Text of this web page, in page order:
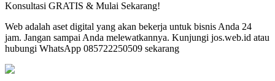
Konsultasi GRATIS & Mulai Sekarang!
Web adalah aset digital yang akan bekerja untuk bisnis Anda 24
jam. Jangan sampai Anda melewatkannya. Kunjungi jos.web.id atau
hubungi WhatsApp 085722250509 sekarang